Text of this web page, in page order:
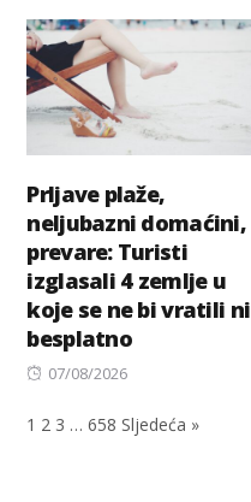
Prljave plaže,
neljubazni domaćini,
prevare: Turisti
izglasali 4 zemlje u
koje se ne bi vratili ni
besplatno
Posted
07/08/2026
1 2 3 … 658 Sljedeća »